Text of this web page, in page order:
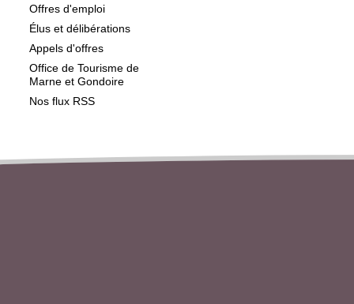
Offres d'emploi
Élus et délibérations
Appels d'offres
Office de Tourisme de
Marne et Gondoire
Nos flux RSS